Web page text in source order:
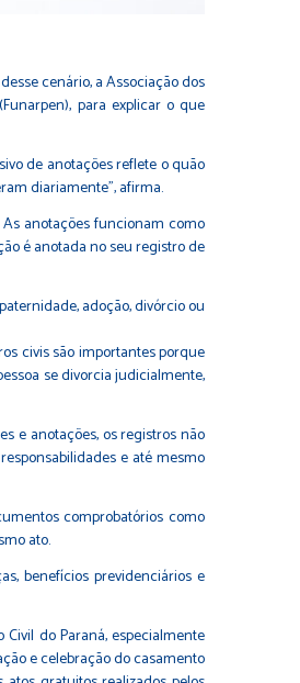
cenário, a Associação dos
para explicar o que
de anotações reflete o quão
diariamente”, afirma.
anotações funcionam como
é anotada no seu registro de
adoção, divórcio ou
civis são importantes porque
se divorcia judicialmente,
e anotações, os registros não
e até mesmo
comprobatórios como
ato.
benefícios previdenciários e
do Paraná, especialmente
e celebração do casamento